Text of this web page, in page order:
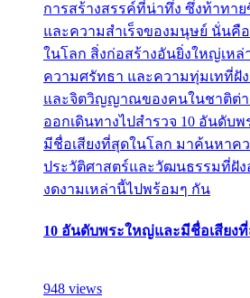
การสร้างสรรค์ที่น่าทึ่ง ซึ่งท้าทา
และความสำเร็จของมนุษย์ นั่น
ในโลก สิ่งก่อสร้างอันยิ่งใหญ่เหล่
ความศรัทธา และความทุ่มเทที่ฝั
และจิตวิญญาณของคนในชาติต่า
ออกเดินทางไปสำรวจ 10 อันดับ
มีชื่อเสียงที่สุดในโลก มาค้นหาค
ประวัติศาสตร์และวัฒนธรรมที่ฝัง
งดงามเหล่านี้ไปพร้อมๆ กัน
10 อันดับพระใหญ่และมีชื่อเสียง
948 views